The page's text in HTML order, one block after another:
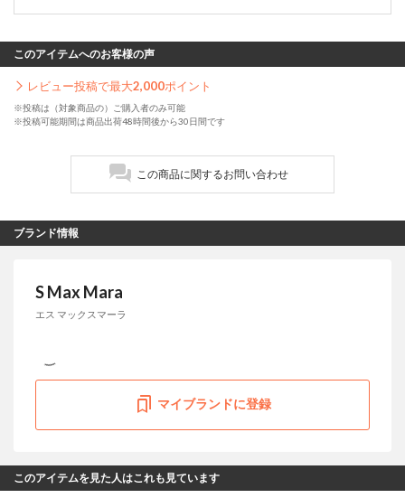
このアイテムへのお客様の声
レビュー投稿で最大2,000ポイント
※投稿は（対象商品の）ご購入者のみ可能
※投稿可能期間は商品出荷48時間後から30日間です
この商品に関するお問い合わせ
ブランド情報
S Max Mara
エス マックスマーラ
マイブランドに登録
このアイテムを見た人はこれも見ています